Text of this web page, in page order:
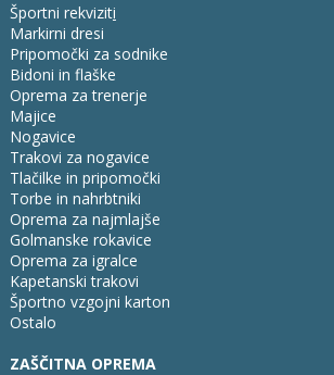
Športni rekviziti
Markirni dresi
Pripomočki za sodnike
Bidoni in flaške
Oprema za trenerje
Majice
Nogavice
Trakovi za nogavice
Tlačilke in pripomočki
Torbe in nahrbtniki
Oprema za najmlajše
Golmanske rokavice
Oprema za igralce
Kapetanski trakovi
Športno vzgojni karton
Ostalo
ZAŠČITNA OPREMA